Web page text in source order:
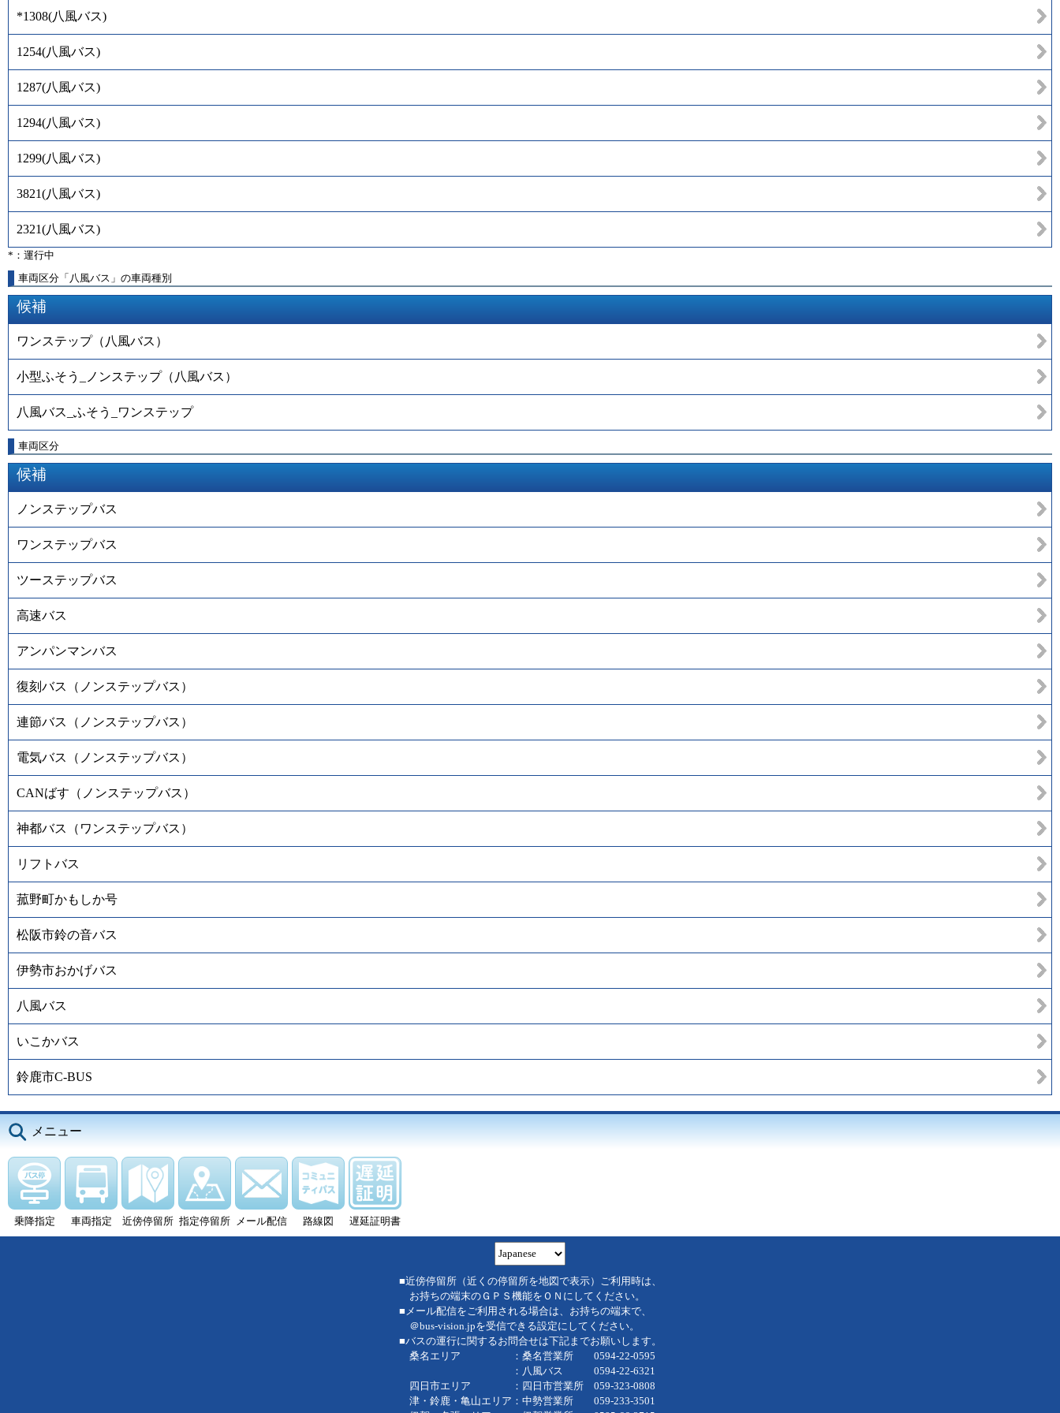
*1308(八風バス)
1254(八風バス)
1287(八風バス)
1294(八風バス)
1299(八風バス)
3821(八風バス)
2321(八風バス)
*：運行中
車両区分「八風バス」の車両種別
候補
ワンステップ（八風バス）
小型ふそう_ノンステップ（八風バス）
八風バス_ふそう_ワンステップ
車両区分
候補
ノンステップバス
ワンステップバス
ツーステップバス
高速バス
アンパンマンバス
復刻バス（ノンステップバス）
連節バス（ノンステップバス）
電気バス（ノンステップバス）
CANばす（ノンステップバス）
神都バス（ワンステップバス）
リフトバス
菰野町かもしか号
松阪市鈴の音バス
伊勢市おかげバス
八風バス
いこかバス
鈴鹿市C-BUS
メニュー
乗降指定 車両指定 近傍停留所 指定停留所 メール配信 路線図 遅延証明書
■近傍停留所（近くの停留所を地図で表示）ご利用時は、
お持ちの端末のＧＰＳ機能をＯＮにしてください。
■メール配信をご利用される場合は、お持ちの端末で、
＠bus-vision.jpを受信できる設定にしてください。
■バスの運行に関するお問合せは下記までお願いします。
桑名エリア ：桑名営業所 0594-22-0595
：八風バス 0594-22-6321
四日市エリア ：四日市営業所 059-323-0808
津・鈴鹿・亀山エリア：中勢営業所 059-233-3501